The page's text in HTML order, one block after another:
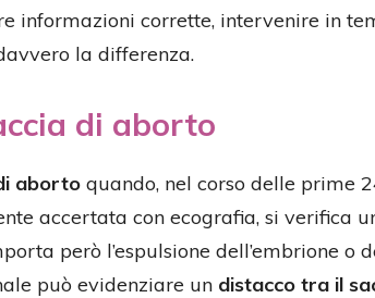
informazioni corrette, intervenire in
la differenza.
di aborto
aborto quando, nel corso delle prime
accertata con ecografia, si verifica
però l’espulsione dell’embrione o
può evidenziare un distacco tra il